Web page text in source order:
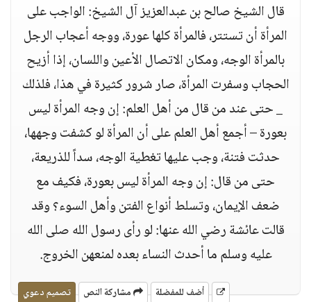
قال الشيخ صالح بن عبدالعزيز آل الشيخ: الواجب على
المرأة أن تستتر، فالمرأة كلها عورة، ووجه أعجاب الرجل
بالمرأة الوجه، ومكان الاتصال الأعين واللسان، إذا أزيح
الحجاب وسفرت المرأة، صار شرور كثيرة في هذا، فلذلك
_ حتى عند من قال من أهل العلم: إن وجه المرأة ليس
بعورة – أجمع أهل العلم على أن المرأة لو كشفت وجهها،
حدثت فتنة، وجب عليها تغطية الوجه، سداً للذريعة،
حتى من قال: إن وجه المرأة ليس بعورة، فكيف مع
ضعف الإيمان، وتسلط أنواع الفتن وأهل السوء؟ وقد
قالت عائشة رضي الله عنها: لو رأى رسول الله صلى الله
عليه وسلم ما أحدث النساء بعده لمنعهن الخروج.
أضف للمفضلة مشاركة النص تصميم دعوي